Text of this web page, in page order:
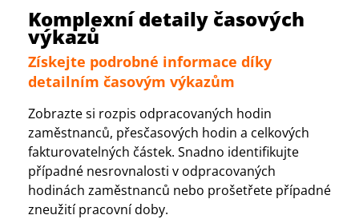
Komplexní detaily časových
výkazů
Získejte podrobné informace díky
detailním časovým výkazům
Zobrazte si rozpis odpracovaných hodin
zaměstnanců, přesčasových hodin a celkových
fakturovatelných částek. Snadno identifikujte
případné nesrovnalosti v odpracovaných
hodinách zaměstnanců nebo prošetřete případné
zneužití pracovní doby.